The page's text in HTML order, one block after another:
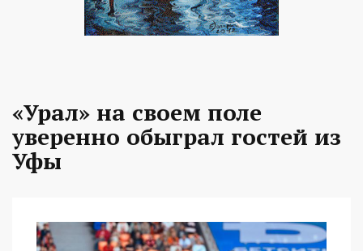
«Урал» на своем поле
уверенно обыграл гостей из
Уфы